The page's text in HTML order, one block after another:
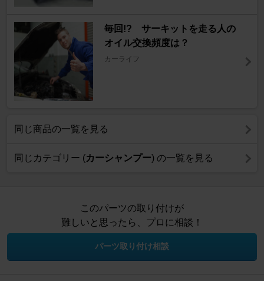
毎回!? サーキットを走る人の
オイル交換頻度は？
カーライフ
同じ商品の一覧を見る
同じカテゴリー (カーシャンプー) の一覧を見る
このパーツの取り付けが
難しいと思ったら、プロに相談！
パーツ取り付け相談